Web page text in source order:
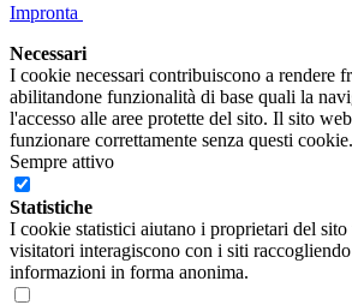
Impronta
Necessari
I cookie necessari contribuiscono a rendere
abilitandone funzionalità di base quali la
l'accesso alle aree protette del sito. Il sito
funzionare correttamente senza questi cookie.
Sempre attivo
Statistiche
I cookie statistici aiutano i proprietari del sito
visitatori interagiscono con i siti
informazioni in forma anonima.